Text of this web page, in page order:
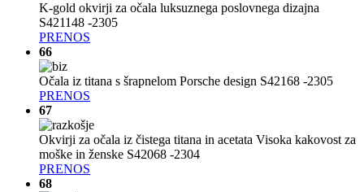
K-gold okvirji za očala luksuznega poslovnega dizajna
S421148 -2305
PRENOS
66
Očala iz titana s šrapnelom Porsche design S42168 -2305
PRENOS
67
Okvirji za očala iz čistega titana in acetata Visoka kakovost za
moške in ženske S42068 -2304
PRENOS
68